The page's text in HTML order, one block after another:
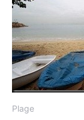
Plage